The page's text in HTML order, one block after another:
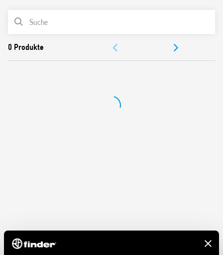
Schalten mit Leuchttastern über Adapter Typ 026.00
Cadmiumfreies Kontaktmaterial
PRODUKTLISTE
ZULASSUNGEN